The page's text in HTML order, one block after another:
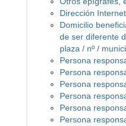
Dirección Internet
Domicilio
de ser diferente
plaza / nº /
Persona
Persona
Persona
Persona
Persona
Persona